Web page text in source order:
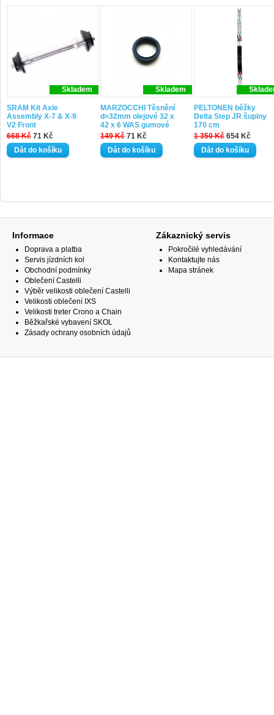
Skladem
SRAM Kit Axle
Assembly X-7 & X-9
V2 Front
668 Kč 71 Kč
Skladem
MARZOCCHI Těsnění
d=32mm olejové 32 x
42 x 6 WAS gumové
149 Kč 71 Kč
PELTONEN běžky
Delta Step JR šupiny
170 cm
1 350 Kč 654 Kč
Informace
Doprava a platba
Servis jízdních kol
Obchodní podmínky
Oblečení Castelli
Výběr velikosti oblečení Castelli
Velikosti oblečení IXS
Velikosti treter Crono a Chain
Běžkařské vybavení SKOL
Zásady ochrany osobních údajů
Zákaznický servis
Pokročilé vyhledávání
Kontaktujte nás
Mapa stránek